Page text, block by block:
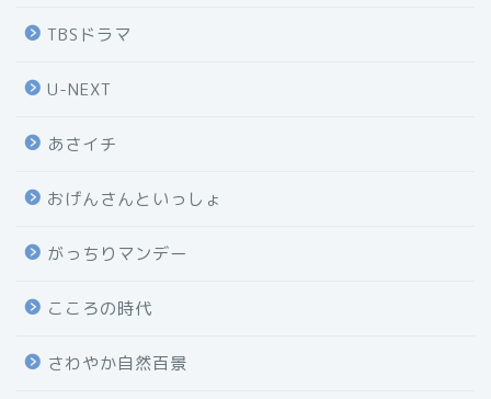
TBSドラマ
U-NEXT
あさイチ
おげんさんといっしょ
がっちりマンデー
こころの時代
さわやか自然百景